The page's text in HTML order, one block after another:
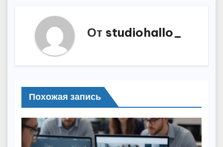
От studiohallo_
Похожая запись